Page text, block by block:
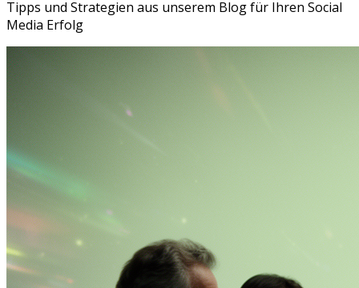
Tipps und Strategien aus unserem Blog für Ihren Social
Media Erfolg